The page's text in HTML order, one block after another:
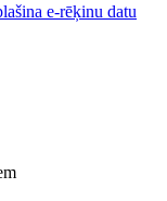
e-rēķinu datu